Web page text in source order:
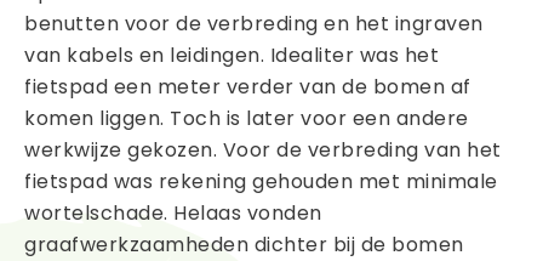
benutten voor de verbreding en het ingraven
van kabels en leidingen. Idealiter was het
fietspad een meter verder van de bomen af
komen liggen. Toch is later voor een andere
werkwijze gekozen. Voor de verbreding van het
fietspad was rekening gehouden met minimale
wortelschade. Helaas vonden
graafwerkzaamheden dichter bij de bomen